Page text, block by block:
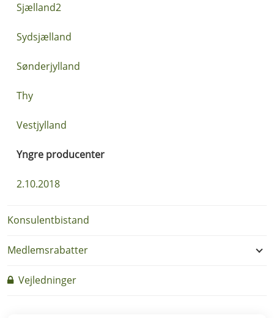
Sjælland2
Sydsjælland
Sønderjylland
Thy
Vestjylland
Yngre producenter
2.10.2018
Konsulentbistand
Medlemsrabatter
Vejledninger